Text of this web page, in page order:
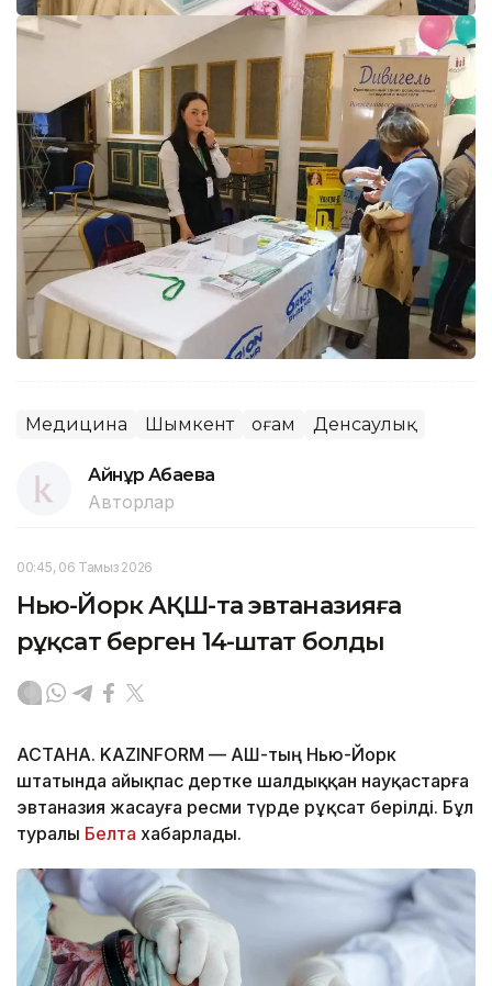
Медицина Шымкент Қоғам Денсаулық
Айнұр Ақбаева
Авторлар
00:45, 06 Тамыз 2026
Нью-Йорк АҚШ-та эвтаназияға
рұқсат берген 14-штат болды
АСТАНА. KAZINFORM — АҚШ-тың Нью-Йорк
штатында айықпас дертке шалдыққан науқастарға
эвтаназия жасауға ресми түрде рұқсат берілді. Бұл
туралы Белта хабарлады.